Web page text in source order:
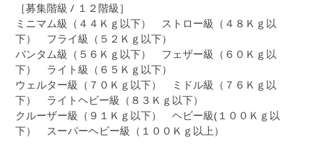
［募集階級 / １２階級］
ミニマム級（４４Ｋｇ以下） ストロー級（４８Ｋｇ以
下） フライ級（５２Ｋｇ以下）
バンタム級（５６Ｋｇ以下） フェザー級（６０Ｋｇ以
下） ライト級（６５Ｋｇ以下）
ウェルター級（７０Ｋｇ以下） ミドル級（７６Ｋｇ以
下） ライトヘビー級（８３Ｋｇ以下）
クルーザー級（９１Ｋｇ以下） ヘビー級(１００Ｋｇ以
下） スーパーヘビー級（１００Ｋｇ以上）